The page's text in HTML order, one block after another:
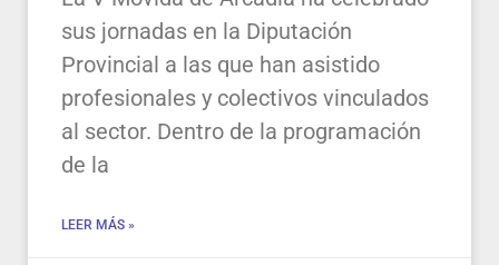
sus jornadas en la Diputación
Provincial a las que han asistido
profesionales y colectivos vinculados
al sector. Dentro de la programación
de la
LEER MÁS »